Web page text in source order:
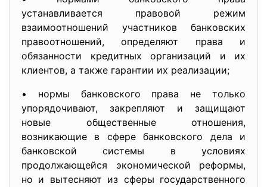
устанавливается правовой режим
взаимоотношений участников банковских
правоотношений, определяют права и
обязанности кредитных организаций и их
клиентов, а также гарантии их реализации;
• нормы банковского права не только
упорядочивают, закрепляют и защищают
новые общественные отношения,
возникающие в сфере банковского дела и
банковской системы в условиях
продолжающейся экономической реформы,
но и вытесняют из сферы государственного